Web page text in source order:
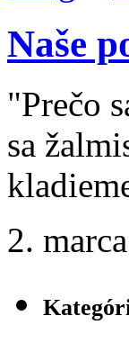
Naše
"Prečo
sa
2.